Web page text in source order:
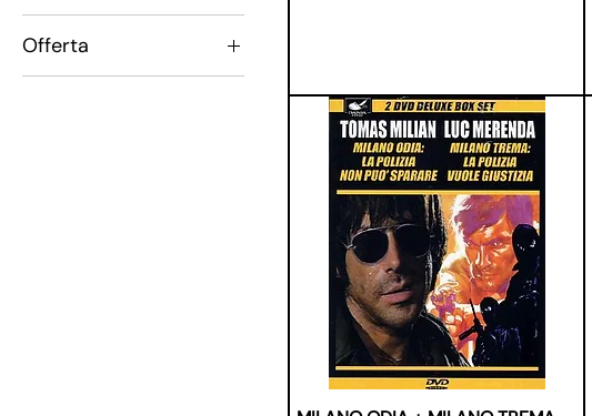
Poliziesco
Offerta
3 x 2